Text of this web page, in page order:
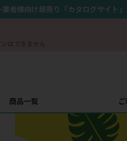
者様向け卸売り「カタログサイト
はできません
商品一覧